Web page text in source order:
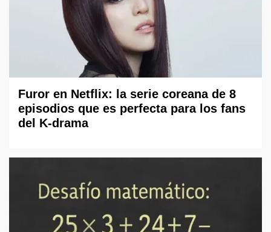
Furor en Netflix: la serie coreana de 8
episodios que es perfecta para los fans
del K-drama